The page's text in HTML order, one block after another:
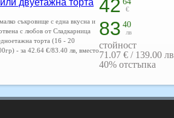
42 €
83 40
лв
стойност
71.07 € / 139.00 лв
40% отстъпка
съкровище с една вкусна и
с любов от Сладкарница
торта (16 - 20
- за 42.64 €/83.40 лв, вместо